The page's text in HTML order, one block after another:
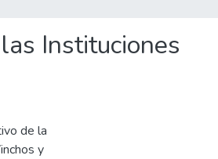
Instituciones
de la
y